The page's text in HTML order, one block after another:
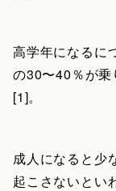
高学年になるに
の30〜40％が
[1]。
成人になると少
起こさないとい